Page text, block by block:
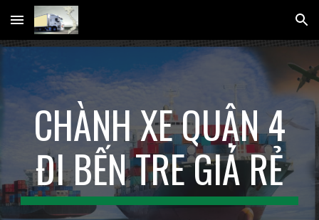
Skip to main content Skip to navigation
CHÀNH XE QUẬN 4
ĐI BẾN TRE GIÁ RẺ